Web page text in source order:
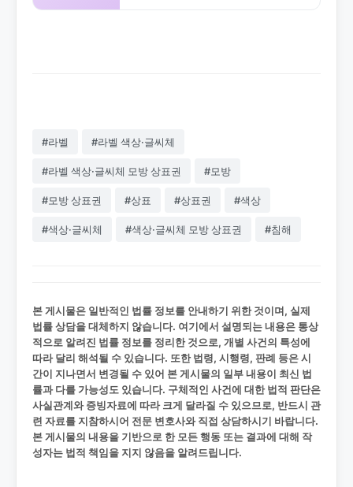
#라벨 #라벨 색상·글씨체
#라벨 색상·글씨체 모방 상표권 #모방
#모방 상표권 #상표 #상표권 #색상
#색상·글씨체 #색상·글씨체 모방 상표권 #침해
본 게시물은 일반적인 법률 정보를 안내하기 위한 것이며, 실제
법률 상담을 대체하지 않습니다. 여기에서 설명되는 내용은 통상
적으로 알려진 법률 정보를 정리한 것으로, 개별 사건의 특성에
따라 달리 해석될 수 있습니다. 또한 법령, 시행령, 판례 등은 시
간이 지나면서 변경될 수 있어 본 게시물의 일부 내용이 최신 법
률과 다를 가능성도 있습니다. 구체적인 사건에 대한 법적 판단은
사실관계와 증빙자료에 따라 크게 달라질 수 있으므로, 반드시 관
련 자료를 지참하시어 전문 변호사와 직접 상담하시기 바랍니다.
본 게시물의 내용을 기반으로 한 모든 행동 또는 결과에 대해 작
성자는 법적 책임을 지지 않음을 알려드립니다.